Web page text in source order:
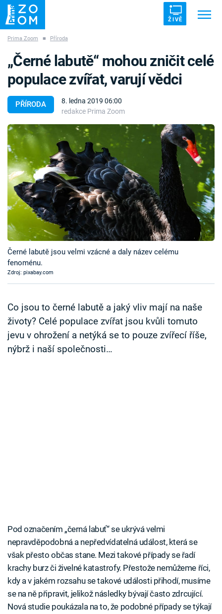
ŽIVĚ
ZÁHADY VETŘELCI DÁVNOVĚKU
Témata
Témata
Pořady
TV Program
Časopis
Sledujte prima+
Přihlášení
Sledujte nás
Prima Zoom ■ Příroda
PŘÍRODA
8. ledna 2019 06:00
redakce Prima Zoom
„Černé labutě“ mohou zničit celé
populace zvířat, varují vědci
Černé labutě jsou velmi vzácné a daly název celému
fenoménu.
Zdroj: pixabay.com
Co jsou to černé labutě a jaký vliv mají na naše
životy? Celé populace zvířat jsou kvůli tomuto
jevu v ohrožení a netýká se to pouze zvířecí říše,
nýbrž i naší společnosti…
Pod označením „černá labuť“ se ukrývá velmi
nepravděpodobná a nepředvídatelná událost, která se
však přesto občas stane. Mezi takové případy se řadí
krachy burz či živelné katastrofy. Přestože nemůžeme říci,
kdy a v jakém rozsahu se takové události přihodí, musíme
se na ně připravit, jelikož následky bývají často zdrcující.
Nová studie poukázala na to, že podobné případy se týkají